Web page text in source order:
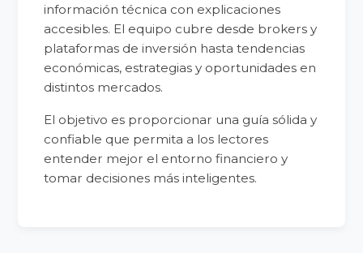
información técnica con explicaciones
accesibles. El equipo cubre desde brokers y
plataformas de inversión hasta tendencias
económicas, estrategias y oportunidades en
distintos mercados.
El objetivo es proporcionar una guía sólida y
confiable que permita a los lectores
entender mejor el entorno financiero y
tomar decisiones más inteligentes.